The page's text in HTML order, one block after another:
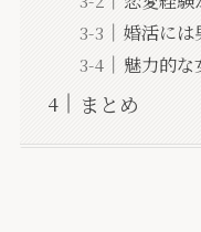
婚活には
魅力的
まとめ